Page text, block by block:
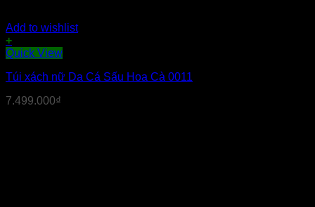
Add to wishlist
+
Sản
này
nhiều
Quick View
Túi xách nữ Da Cá Sấu Hoa Cà 0011
7.499.000₫